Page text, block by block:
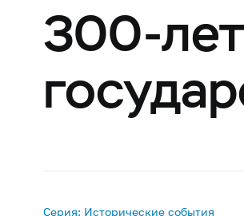
300-
Серия: Исторические события